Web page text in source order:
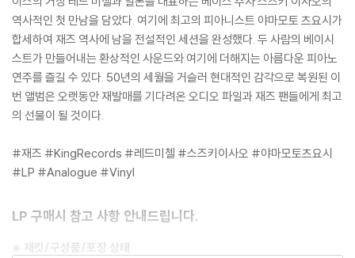
역사적인 첫 만남을 담았다. 여기에 최고의 피아니스트 야마모토 츠요시가
합세하여 재즈 역사에 남을 전설적인 세션을 완성했다. 두 사람의 베이시
스트가 만들어내는 환상적인 사운드와 여기에 더해지는 아름다운 피아노
연주를 즐길 수 있다. 50년의 세월을 거슬러 현대적인 감각으로 복원된 이
번 앨범은 오랫동안 재발매를 기다려온 오디오 파일과 재즈 팬들에게 최고
의 선물이 될 것이다.
#재즈 #KingRecords #레드미첼 #스즈키이사오 #야마모토츠요시
#LP #Analogue #Vinyl
LP 구매시 참고 사항 안내드립니다.
※ 재킷/구성품/포장 상태